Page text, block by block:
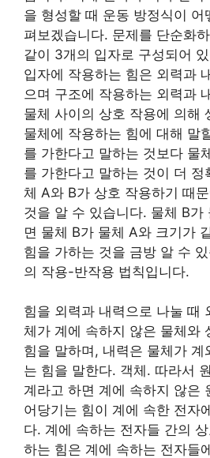
을 형성할 때 운동 방정식이 어
펴보겠습니다. 문제를 단순화
같이 3개의 입자로 구성되어
입자에 작용하는 힘은 외력과
으며 구조에 작용하는 외력과
물체 사이의 상호 작용에 의해
물체에 작용하는 힘에 대해 말
를 가한다고 말하는 것보다 물
를 가한다고 말하는 것이 더 정
체 A와 B가 상호 작용하기 때
것을 알 수 있습니다. 물체 B가
면 물체 B가 물체 A와 크기가
힘을 가하는 것을 금방 알 수
의 작용-반작용 법칙입니다.
힘을 외력과 내력으로 나눌 때
체가 계에 속하지 않은 물체와
힘을 말하며, 내력은 물체가
는 힘을 말한다. 객체. 따라서
계라고 하면 계에 속하지 않은
어당기는 힘이 계에 속한 전자
다. 계에 속하는 전자들 간의
하는 힘은 계에 속하는 전자들